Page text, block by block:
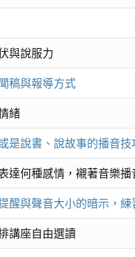
與說服力
稿與報導方式
緒
是說書、說故事的播音技
達何種感情，襯著音樂播
醒與聲音大小的暗示，
講座自由選讀